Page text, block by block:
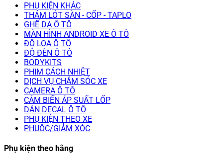
PHỤ KIỆN KHÁC
THẢM LÓT SÀN - CỐP - TAPLO
GHẾ DA Ô TÔ
MÀN HÌNH ANDROID XE Ô TÔ
ĐỘ LOA Ô TÔ
ĐỘ ĐÈN Ô TÔ
BODYKITS
PHIM CÁCH NHIỆT
DỊCH VỤ CHĂM SÓC XE
CAMERA Ô TÔ
CẢM BIẾN ÁP SUẤT LỐP
DÁN DECAL Ô TÔ
PHỤ KIỆN THEO XE
PHUỘC/GIẢM XÓC
Phụ kiện theo hãng